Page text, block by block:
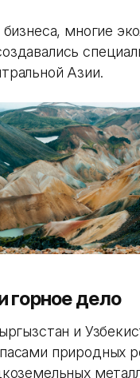
многие
Азии.
горное дело
и
природных